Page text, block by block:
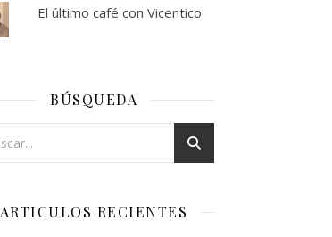
El último café con Vicentico
BÚSQUEDA
ARTICULOS RECIENTES